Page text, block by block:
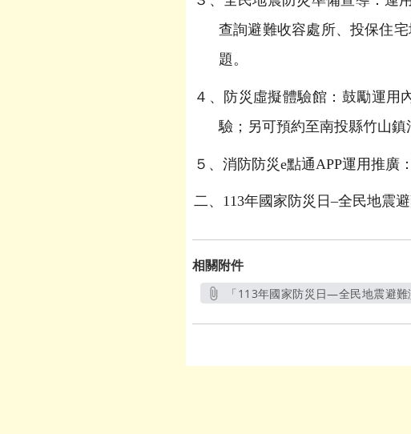
查詢避難收容處所、投保住
題。
４、防災虛擬體驗館：鼓勵運用
驗；另可預約至南投縣竹山鎮
５、消防防災e點通APP運用推廣
二、113年國家防災日–全民地震
相關附件
「113年國家防災日—全民地震避